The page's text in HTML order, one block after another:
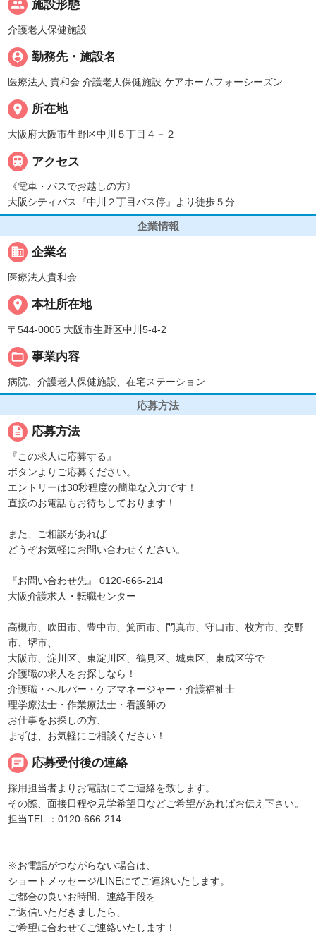
people 施設形態
介護老人保健施設
person_pin 勤務先・施設名
医療法人 貴和会 介護老人保健施設 ケアホームフォーシーズン
place 所在地
大阪府大阪市生野区中川５丁目４－２
 アクセス
《電車・バスでお越しの方》
大阪シティバス『中川２丁目バス停』より徒歩５分
企業情報
business 企業名
医療法人貴和会
place 本社所在地
〒544-0005 大阪市生野区中川5-4-2
folder_open 事業内容
病院、介護老人保健施設、在宅ステーション
応募方法
description 応募方法
『この求人に応募する』
ボタンよりご応募ください。
エントリーは30秒程度の簡単な入力です！
直接のお電話もお待ちしております！
また、ご相談があれば
どうぞお気軽にお問い合わせください。
『お問い合わせ先』 0120-666-214
大阪介護求人・転職センター
高槻市、吹田市、豊中市、箕面市、門真市、守口市、枚方市、交野
市、堺市、
大阪市、淀川区、東淀川区、鶴見区、城東区、東成区等で
介護職の求人をお探しなら！
介護職・へルパー・ケアマネージャー・介護福祉士
理学療法士・作業療法士・看護師の
お仕事をお探しの方、
まずは、お気軽にご相談ください！
chat 応募受付後の連絡
採用担当者よりお電話にてご連絡を致します。
その際、面接日程や見学希望日などご希望があればお伝え下さい。
担当TEL ：0120-666-214
※お電話がつながらない場合は、
ショートメッセージ/LINEにてご連絡いたします。
ご都合の良いお時間、連絡手段を
ご返信いただきましたら、
ご希望に合わせてご連絡いたします！